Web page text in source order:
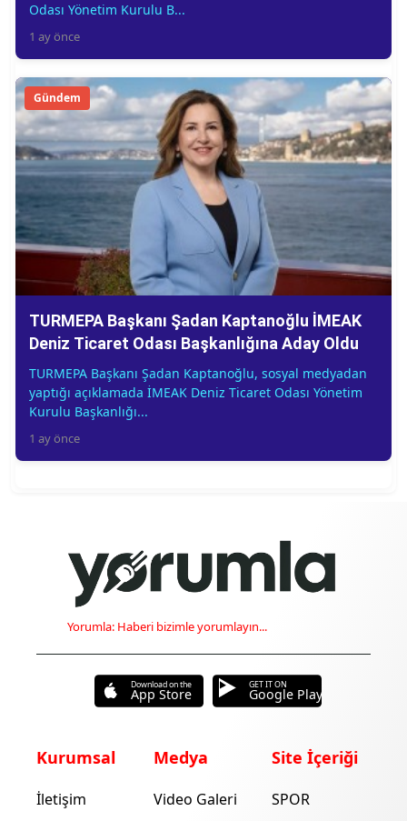
Odası Yönetim Kurulu B...
1 ay önce
Gündem
TURMEPA Başkanı Şadan Kaptanoğlu İMEAK
Deniz Ticaret Odası Başkanlığına Aday Oldu
TURMEPA Başkanı Şadan Kaptanoğlu, sosyal medyadan
yaptığı açıklamada İMEAK Deniz Ticaret Odası Yönetim
Kurulu Başkanlığı...
1 ay önce
Yorumla: Haberi bizimle yorumlayın...
Download on the
App Store
GET IT ON
Google Play
Kurumsal
İletişim
Medya
Video Galeri
Site İçeriği
SPOR